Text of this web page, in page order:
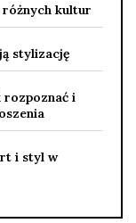
kultur
stylizację
rozpoznać i
i styl w